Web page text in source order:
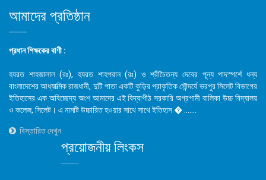
আমাদের প্রতিষ্ঠান
প্রধান শিক্ষকের বাণী :
হযরত শাহজালাল (রঃ), হযরত শাহপরান (রঃ) ও শ্রীচৈতন্য দেবের পূন্য পাদস্পর্শে ধন্য
বাংলাদেশের আধ্যাত্মিক রাজধানী, দুটি পাতা একটি কুড়ির প্রাকৃতিক সৌন্দর্যে ভরপুর সিলেট বিভাগের
ইতিহাসের এক অবিচ্ছেদ্য অংশ আমাদের এই বিদ্যাপীঠ সরকারি অগ্রগামী বালিকা উচ্চ বিদ্যালয়
ও কলেজ, সিলেট। এ নামটি উচ্চারিত হওয়ার সাথে সাথে ইতিহাস � .......
বিস্তারিত দেখুন
প্রয়োজনীয় লিংকস